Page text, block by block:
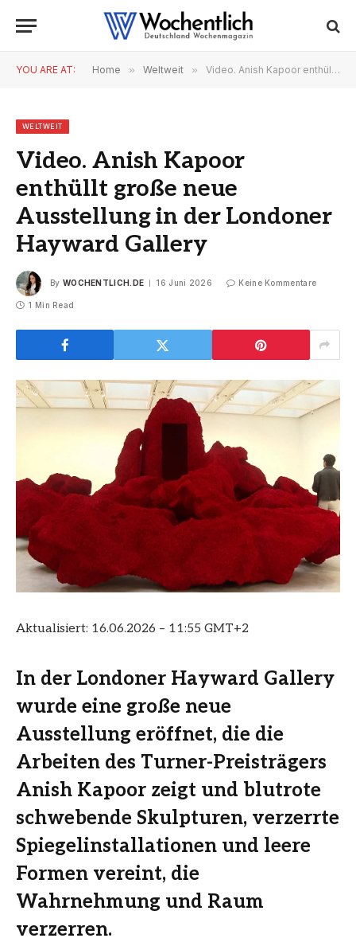
YOU ARE AT: Home » Weltweit » Video. Anish Kapoor enthüllt große neue Ausstellung in der Londoner Hayward Gallery
WELTWEIT
Video. Anish Kapoor
enthüllt große neue
Ausstellung in der Londoner
Hayward Gallery
By WOCHENTLICH.DE 16 Juni 2026 Keine Kommentare
1 Min Read
Aktualisiert: 16.06.2026 – 11:55 GMT+2
In der Londoner Hayward Gallery
wurde eine große neue
Ausstellung eröffnet, die die
Arbeiten des Turner-Preisträgers
Anish Kapoor zeigt und blutrote
schwebende Skulpturen, verzerrte
Spiegelinstallationen und leere
Formen vereint, die
Wahrnehmung und Raum
verzerren.